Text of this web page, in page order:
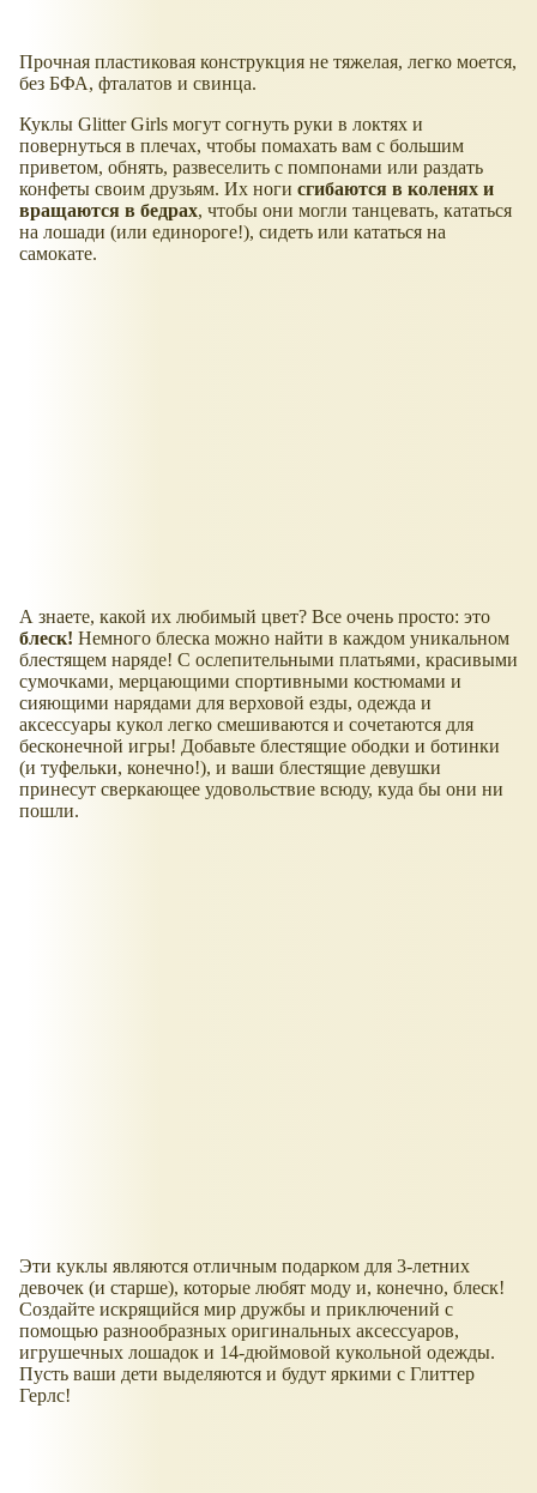
Прочная пластиковая конструкция не тяжелая, легко моется,
без БФА, фталатов и свинца.
Куклы Glitter Girls могут согнуть руки в локтях и
повернуться в плечах, чтобы помахать вам с большим
приветом, обнять, развеселить с помпонами или раздать
конфеты своим друзьям. Их ноги сгибаются в коленях и
вращаются в бедрах, чтобы они могли танцевать, кататься
на лошади (или единороге!), сидеть или кататься на
самокате.
А знаете, какой их любимый цвет? Все очень просто: это
блеск! Немного блеска можно найти в каждом уникальном
блестящем наряде! С ослепительными платьями, красивыми
сумочками, мерцающими спортивными костюмами и
сияющими нарядами для верховой езды, одежда и
аксессуары кукол легко смешиваются и сочетаются для
бесконечной игры! Добавьте блестящие ободки и ботинки
(и туфельки, конечно!), и ваши блестящие девушки
принесут сверкающее удовольствие всюду, куда бы они ни
пошли.
Эти куклы являются отличным подарком для 3-летних
девочек (и старше), которые любят моду и, конечно, блеск!
Создайте искрящийся мир дружбы и приключений с
помощью разнообразных оригинальных аксессуаров,
игрушечных лошадок и 14-дюймовой кукольной одежды.
Пусть ваши дети выделяются и будут яркими с Глиттер
Герлс!